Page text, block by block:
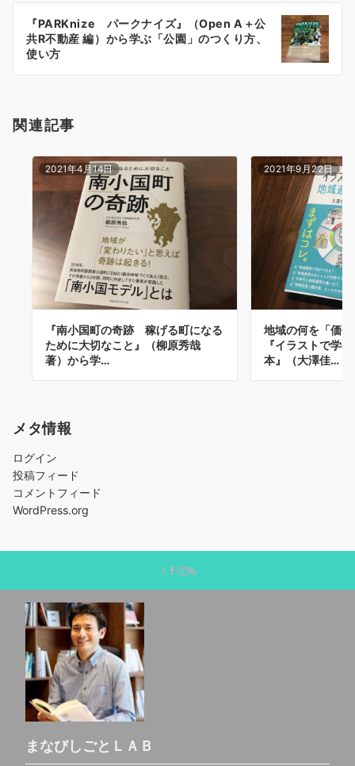
ン
『PARKnize パークナイズ』（Open A＋公
共R不動産 編）から学ぶ「公園」のつくり方、
使い方
関連記事
2021年4月14日
『南小国町の奇跡 稼げる町になる
ために大切なこと』（柳原秀哉
著）から学…
2021年9月22日
地域の何を「価
『イラストで学
本』（大澤佳…
メタ情報
ログイン
投稿フィード
コメントフィード
WordPress.org
まなびしごとＬＡＢ